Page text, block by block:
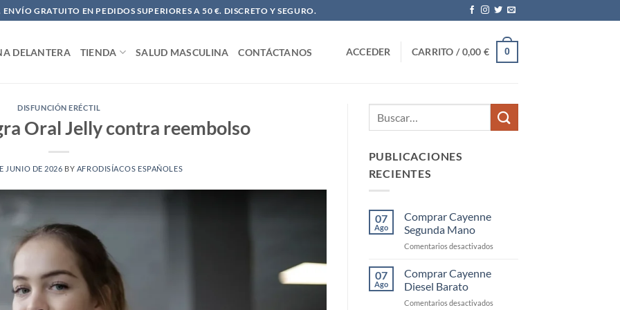
GRATUITO EN PEDIDOS SUPERIORES A 50 €. DISCRETO Y SEGURO.
DELANTERA TIENDA SALUD MASCULINA CONTÁCTANOS ACCEDER CARRITO /0,00€ 0
DISFUNCIÓN ERÉCTIL
Oral Jelly contra reembolso
JUNIO DE 2026 BY AFRODISÍACOS ESPAÑOLES
PUBLICACIONES
RECIENTES
07
Ago
Comprar Cayenne
Segunda Mano
Comentarios desactivadosen
07
Ago
Comprar Cayenne
Diesel Barato
Comentarios desactivadosen